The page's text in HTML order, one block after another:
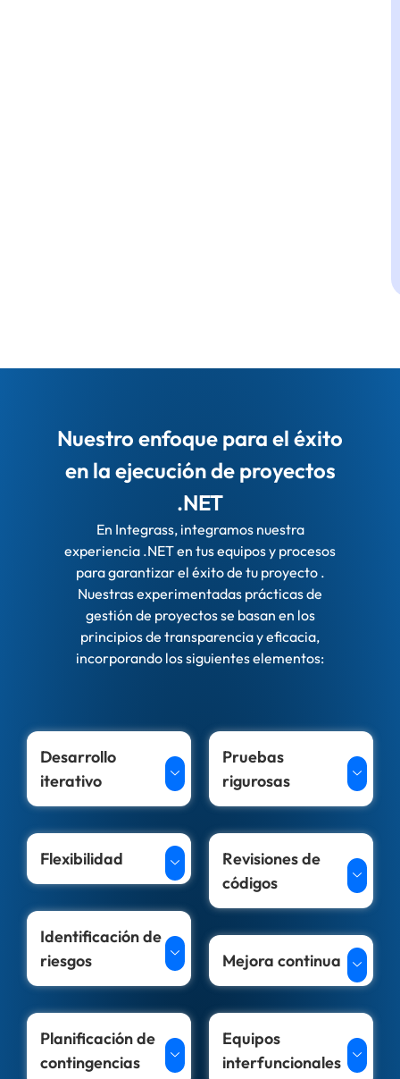
Nuestro enfoque para el éxito
en la ejecución de proyectos
.NET
En Integrass, integramos nuestra
experiencia .NET en tus equipos y procesos
para garantizar el éxito de tu proyecto .
Nuestras experimentadas prácticas de
gestión de proyectos se basan en los
principios de transparencia y eficacia,
incorporando los siguientes elementos:
Desarrollo
iterativo
Flexibilidad
Identificación de
riesgos
Planificación de
contingencias
Pruebas
rigurosas
Revisiones de
códigos
Mejora continua
Equipos
interfuncionales